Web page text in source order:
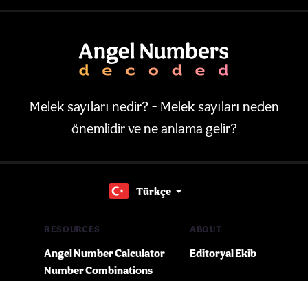
Melek sayıları nedir? - Melek sayıları neden
önemlidir ve ne anlama gelir?
Türkçe
RESOURCES
Angel Number Calculator
Number Combinations
ABOUT
Editoryal Ekib